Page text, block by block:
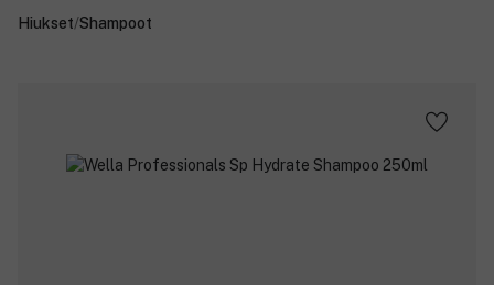
Hiukset/Shampoot